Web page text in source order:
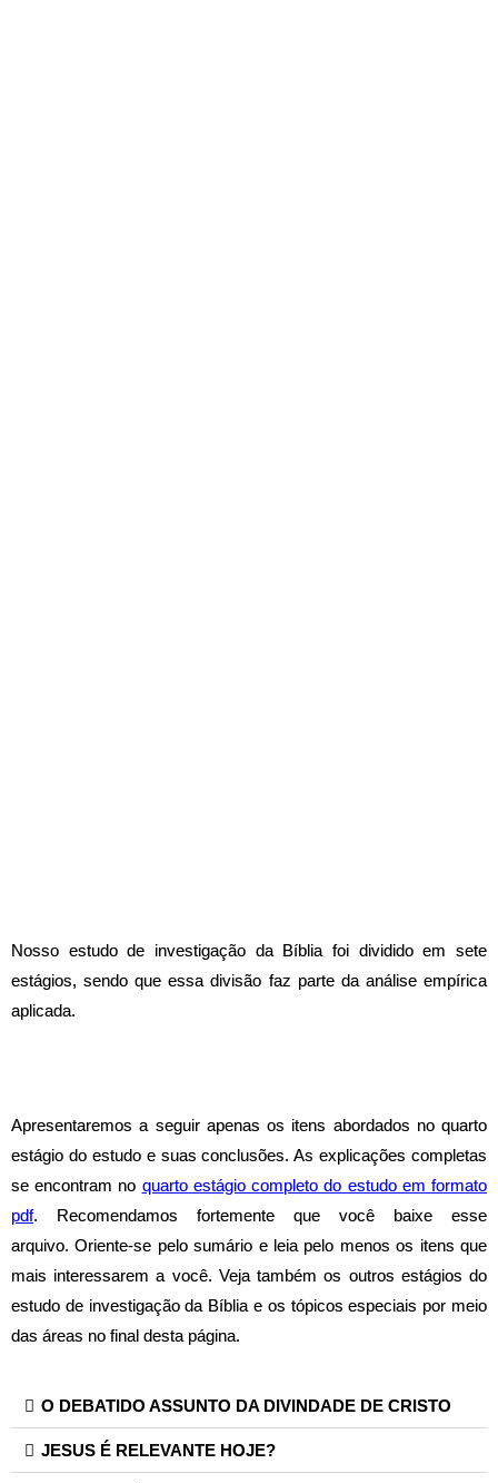
Nosso estudo de investigação da Bíblia foi dividido em sete
estágios, sendo que essa divisão faz parte da análise empírica
aplicada.
Apresentaremos a seguir apenas os itens abordados no quarto
estágio do estudo e suas conclusões. As explicações completas
se encontram no quarto estágio completo do estudo em formato
pdf. Recomendamos fortemente que você baixe esse
arquivo.Oriente-se pelo sumário e leia pelo menos os itens que
mais interessarem a você. Veja também os outros estágios do
estudo de investigação da Bíblia e os tópicos especiais por meio
das áreas no final desta página.
O DEBATIDO ASSUNTO DA DIVINDADE DE CRISTO
JESUS É RELEVANTE HOJE?